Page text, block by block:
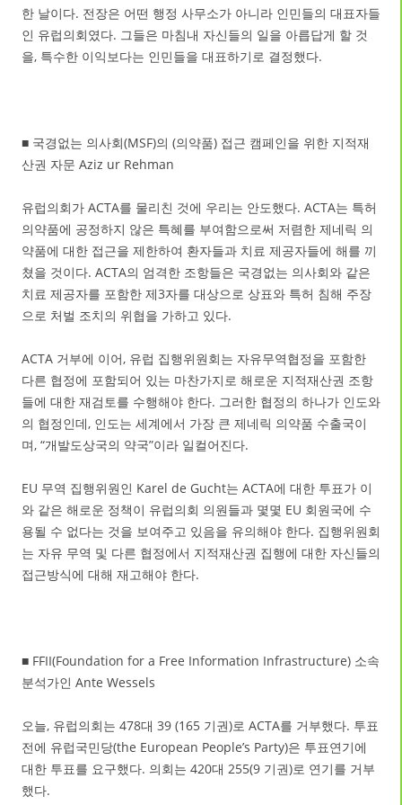
한 날이다. 전장은 어떤 행정 사무소가 아니라 인민들의 대표자들
인 유럽의회였다. 그들은 마침내 자신들의 일을 아릅답게 할 것
을, 특수한 이익보다는 인민들을 대표하기로 결정했다.
■ 국경없는 의사회(MSF)의 (의약품) 접근 캠페인을 위한 지적재
산권 자문 Aziz ur Rehman
유럽의회가 ACTA를 물리친 것에 우리는 안도했다. ACTA는 특허
의약품에 공정하지 않은 특혜를 부여함으로써 저렴한 제네릭 의
약품에 대한 접근을 제한하여 환자들과 치료 제공자들에 해를 끼
쳤을 것이다. ACTA의 엄격한 조항들은 국경없는 의사회와 같은
치료 제공자를 포함한 제3자를 대상으로 상표와 특허 침해 주장
으로 처벌 조치의 위협을 가하고 있다.
ACTA 거부에 이어, 유럽 집행위원회는 자유무역협정을 포함한
다른 협정에 포함되어 있는 마찬가지로 해로운 지적재산권 조항
들에 대한 재검토를 수행해야 한다. 그러한 협정의 하나가 인도와
의 협정인데, 인도는 세계에서 가장 큰 제네릭 의약품 수출국이
며, “개발도상국의 약국”이라 일컬어진다.
EU 무역 집행위원인 Karel de Gucht는 ACTA에 대한 투표가 이
와 같은 해로운 정책이 유럽의회 의원들과 몇몇 EU 회원국에 수
용될 수 없다는 것을 보여주고 있음을 유의해야 한다. 집행위원회
는 자유 무역 및 다른 협정에서 지적재산권 집행에 대한 자신들의
접근방식에 대해 재고해야 한다.
■ FFII(Foundation for a Free Information Infrastructure) 소속
분석가인 Ante Wessels
오늘, 유럽의회는 478대 39 (165 기권)로 ACTA를 거부했다. 투표
전에 유럽국민당(the European People’s Party)은 투표연기에
대한 투표를 요구했다. 의회는 420대 255(9 기권)로 연기를 거부
했다.